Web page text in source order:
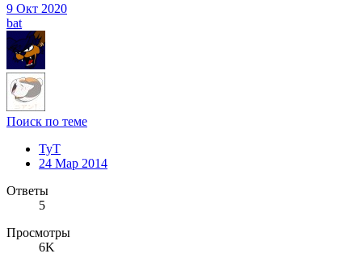
9 Окт 2020
bat
Поиск по теме
TyT
24 Мар 2014
Ответы
5
Просмотры
6K